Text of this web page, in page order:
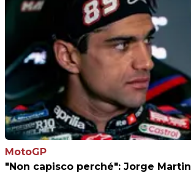
MotoGP
"Non capisco perché": Jorge